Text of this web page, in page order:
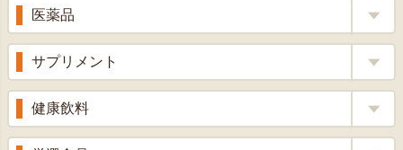
補酵素のちから
くろ酢
りんご酢
ざくろ酢
梅酢
医薬品
風邪薬
胃腸薬
整腸薬
サプリメント
ウコン
乳酸菌
健康飲料